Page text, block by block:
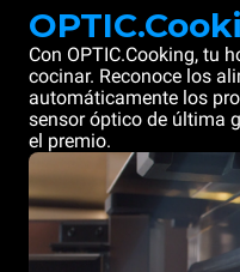
Con OPTIC.Cooking, tu
cocinar. Reconoce los
automáticamente los
sensor óptico de última
el premio.